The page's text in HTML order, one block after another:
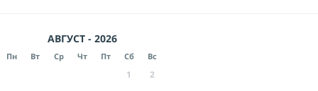
АВГУСТ - 2026
Пн Вт Ср Чт Пт Сб Вс
1
2